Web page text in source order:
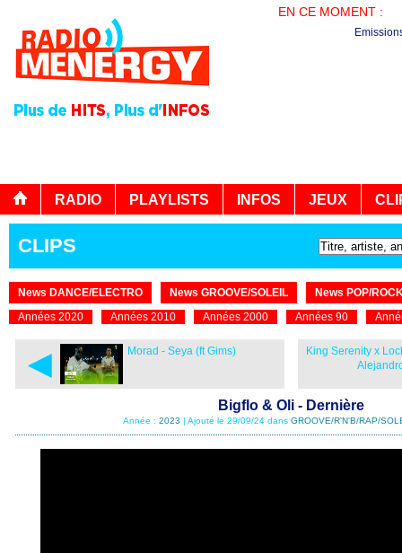
EN CE MOMENT :
RADIO PLAYLISTS INFOS JEUX
CLIPS
News DANCE/ELECTRO News GROOVE/SOLEIL
News POP/
Années 2020
Années 2010 Années 2000 Années 90
◄ Morad - Seya (ft Gims)
King Serenity x
Bigflo & Oli - Dernière
Année : 2023 | Ajouté le 29/09/24 dans GROOVE/R'N'B/RAP/